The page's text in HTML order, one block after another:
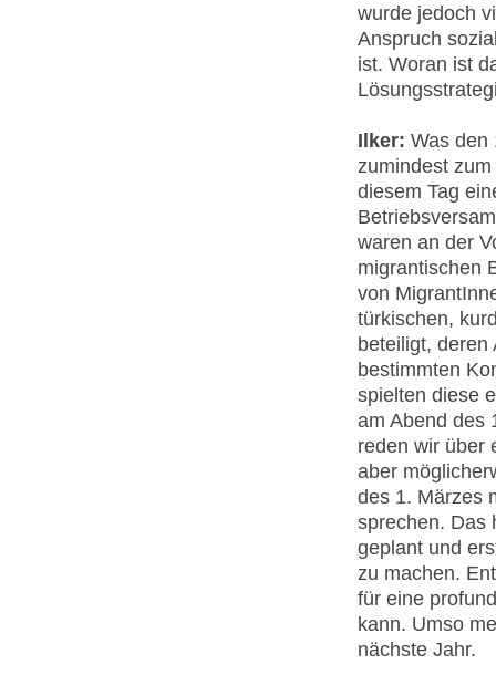
wurde jedoch
Anspruch
ist. Woran ist
Ilker: Was den
zumindest
diesem Tag
waren an der
migrantischen
von
türkischen,
beteiligt, deren
bestimmten
spielten diese
am Abend des
reden wir über
aber
des 1. Märzes
sprechen. Das
geplant und
zu machen.
für eine
kann. Umso
nächste Jahr.